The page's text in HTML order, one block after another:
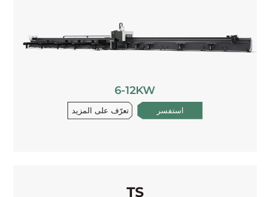
6-12KW
تعرّف على المزيد استفسر
TS